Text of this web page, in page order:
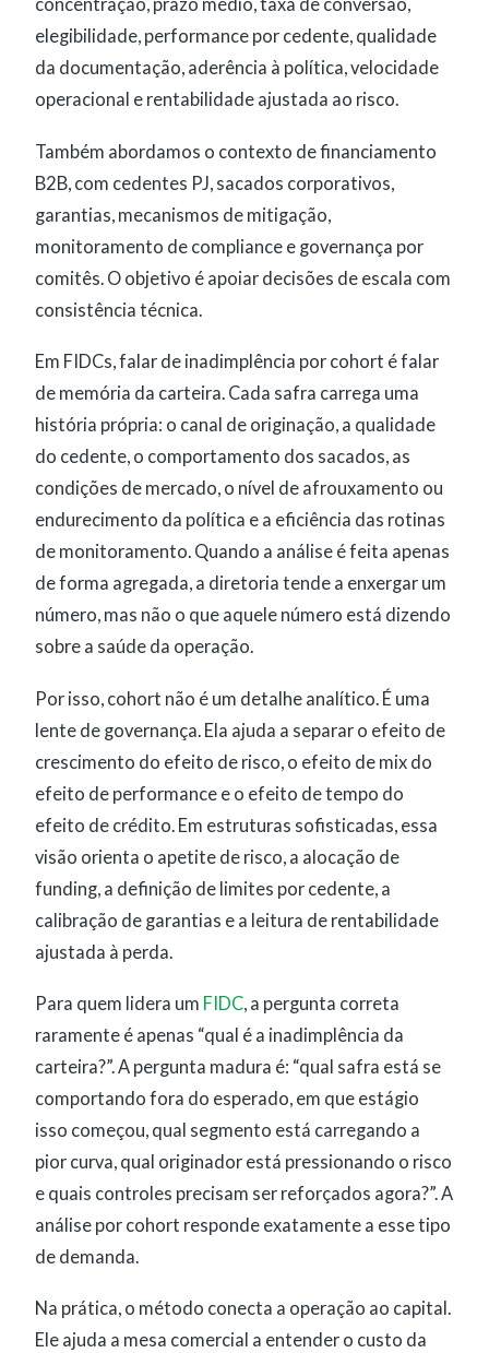
concentração, prazo médio, taxa de conversão,
elegibilidade, performance por cedente, qualidade
da documentação, aderência à política, velocidade
operacional e rentabilidade ajustada ao risco.
Também abordamos o contexto de financiamento
B2B, com cedentes PJ, sacados corporativos,
garantias, mecanismos de mitigação,
monitoramento de compliance e governança por
comitês. O objetivo é apoiar decisões de escala com
consistência técnica.
Em FIDCs, falar de inadimplência por cohort é falar
de memória da carteira. Cada safra carrega uma
história própria: o canal de originação, a qualidade
do cedente, o comportamento dos sacados, as
condições de mercado, o nível de afrouxamento ou
endurecimento da política e a eficiência das rotinas
de monitoramento. Quando a análise é feita apenas
de forma agregada, a diretoria tende a enxergar um
número, mas não o que aquele número está dizendo
sobre a saúde da operação.
Por isso, cohort não é um detalhe analítico. É uma
lente de governança. Ela ajuda a separar o efeito de
crescimento do efeito de risco, o efeito de mix do
efeito de performance e o efeito de tempo do
efeito de crédito. Em estruturas sofisticadas, essa
visão orienta o apetite de risco, a alocação de
funding, a definição de limites por cedente, a
calibração de garantias e a leitura de rentabilidade
ajustada à perda.
Para quem lidera um FIDC, a pergunta correta
raramente é apenas “qual é a inadimplência da
carteira?”. A pergunta madura é: “qual safra está se
comportando fora do esperado, em que estágio
isso começou, qual segmento está carregando a
pior curva, qual originador está pressionando o risco
e quais controles precisam ser reforçados agora?”. A
análise por cohort responde exatamente a esse tipo
de demanda.
Na prática, o método conecta a operação ao capital.
Ele ajuda a mesa comercial a entender o custo da